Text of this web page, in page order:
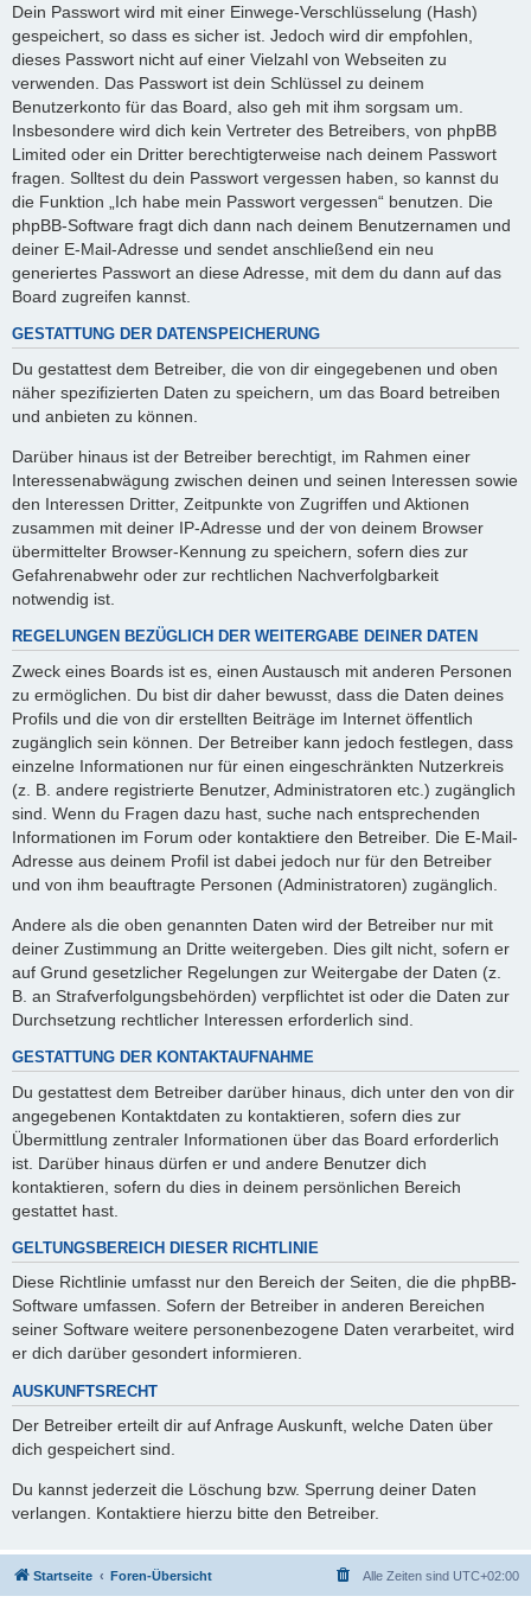
Dein Passwort wird mit einer Einwege-Verschlüsselung (Hash)
gespeichert, so dass es sicher ist. Jedoch wird dir empfohlen,
dieses Passwort nicht auf einer Vielzahl von Webseiten zu
verwenden. Das Passwort ist dein Schlüssel zu deinem
Benutzerkonto für das Board, also geh mit ihm sorgsam um.
Insbesondere wird dich kein Vertreter des Betreibers, von phpBB
Limited oder ein Dritter berechtigterweise nach deinem Passwort
fragen. Solltest du dein Passwort vergessen haben, so kannst du
die Funktion „Ich habe mein Passwort vergessen“ benutzen. Die
phpBB-Software fragt dich dann nach deinem Benutzernamen und
deiner E-Mail-Adresse und sendet anschließend ein neu
generiertes Passwort an diese Adresse, mit dem du dann auf das
Board zugreifen kannst.
GESTATTUNG DER DATENSPEICHERUNG
Du gestattest dem Betreiber, die von dir eingegebenen und oben
näher spezifizierten Daten zu speichern, um das Board betreiben
und anbieten zu können.
Darüber hinaus ist der Betreiber berechtigt, im Rahmen einer
Interessenabwägung zwischen deinen und seinen Interessen sowie
den Interessen Dritter, Zeitpunkte von Zugriffen und Aktionen
zusammen mit deiner IP-Adresse und der von deinem Browser
übermittelter Browser-Kennung zu speichern, sofern dies zur
Gefahrenabwehr oder zur rechtlichen Nachverfolgbarkeit
notwendig ist.
REGELUNGEN BEZÜGLICH DER WEITERGABE DEINER DATEN
Zweck eines Boards ist es, einen Austausch mit anderen Personen
zu ermöglichen. Du bist dir daher bewusst, dass die Daten deines
Profils und die von dir erstellten Beiträge im Internet öffentlich
zugänglich sein können. Der Betreiber kann jedoch festlegen, dass
einzelne Informationen nur für einen eingeschränkten Nutzerkreis
(z. B. andere registrierte Benutzer, Administratoren etc.) zugänglich
sind. Wenn du Fragen dazu hast, suche nach entsprechenden
Informationen im Forum oder kontaktiere den Betreiber. Die E-Mail-
Adresse aus deinem Profil ist dabei jedoch nur für den Betreiber
und von ihm beauftragte Personen (Administratoren) zugänglich.
Andere als die oben genannten Daten wird der Betreiber nur mit
deiner Zustimmung an Dritte weitergeben. Dies gilt nicht, sofern er
auf Grund gesetzlicher Regelungen zur Weitergabe der Daten (z.
B. an Strafverfolgungsbehörden) verpflichtet ist oder die Daten zur
Durchsetzung rechtlicher Interessen erforderlich sind.
GESTATTUNG DER KONTAKTAUFNAHME
Du gestattest dem Betreiber darüber hinaus, dich unter den von dir
angegebenen Kontaktdaten zu kontaktieren, sofern dies zur
Übermittlung zentraler Informationen über das Board erforderlich
ist. Darüber hinaus dürfen er und andere Benutzer dich
kontaktieren, sofern du dies in deinem persönlichen Bereich
gestattet hast.
GELTUNGSBEREICH DIESER RICHTLINIE
Diese Richtlinie umfasst nur den Bereich der Seiten, die die phpBB-
Software umfassen. Sofern der Betreiber in anderen Bereichen
seiner Software weitere personenbezogene Daten verarbeitet, wird
er dich darüber gesondert informieren.
AUSKUNFTSRECHT
Der Betreiber erteilt dir auf Anfrage Auskunft, welche Daten über
dich gespeichert sind.
Du kannst jederzeit die Löschung bzw. Sperrung deiner Daten
verlangen. Kontaktiere hierzu bitte den Betreiber.
Startseite Foren-Übersicht Alle Zeiten sind UTC+02:00